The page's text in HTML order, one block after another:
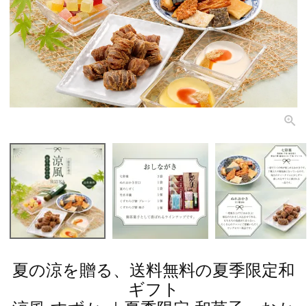
夏の涼を贈る、送料無料の夏季限定和
ギフト